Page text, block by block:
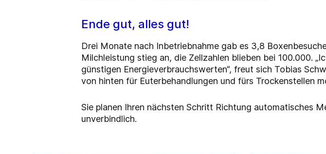
Ende gut, alles gut!
Drei Monate nach Inbetriebnahme gab es 3,8
Milchleistung stieg an, die Zellzahlen blieben bei 100.000.
günstigen Energieverbrauchswerten“, freut sich Tobias
von hinten für Euterbehandlungen und fürs Trockenstellen
Sie planen Ihren nächsten Schritt Richtung automatisches
unverbindlich.